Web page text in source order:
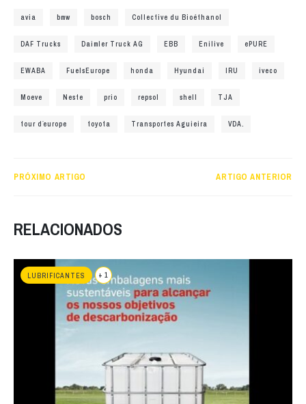
avia bmw bosch Collective du Bioéthanol
DAF Trucks Daimler Truck AG EBB Enilive ePURE
EWABA FuelsEurope honda Hyundai IRU iveco
Moeve Neste prio repsol shell TJA
tour d´europe toyota Transportes Aguieira VDA.
PRÓXIMO ARTIGO ARTIGO ANTERIOR
RELACIONADOS
LUBRIFICANTES + 1